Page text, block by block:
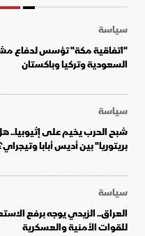
سياسة
"اتفاقية مكة" تؤسس لدفاع
السعودية وتركيا وباكستان
سياسة
شبح الحرب يخيم على إثيوبيا..
بريتوريا" بين أديس أبابا
سياسة
العراق.. الزيدي يوجه برفع
للقوات الأمنية والعسكرية